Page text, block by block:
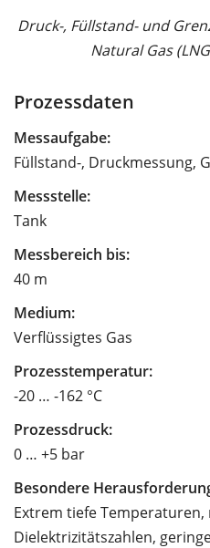
Druck-, Füllstand- und
Natural Gas
Prozessdaten
Messaufgabe:
Füllstand-, Druckmessung,
Messstelle:
Tank
Messbereich bis:
40 m
Medium:
Verflüssigtes Gas
Prozesstemperatur:
-20 … -162 °C
Prozessdruck:
0 … +5 bar
Besondere
Extrem tiefe Temperaturen,
Dielektrizitätszahlen,